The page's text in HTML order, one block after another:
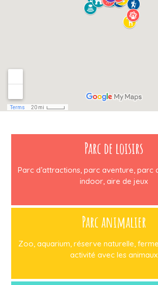
Parc de loisirs
Parc d’attractions, parc aventure, parc
indoor, aire de jeux
Parc animalier
Zoo, aquarium, réserve naturelle,
activité avec les animaux